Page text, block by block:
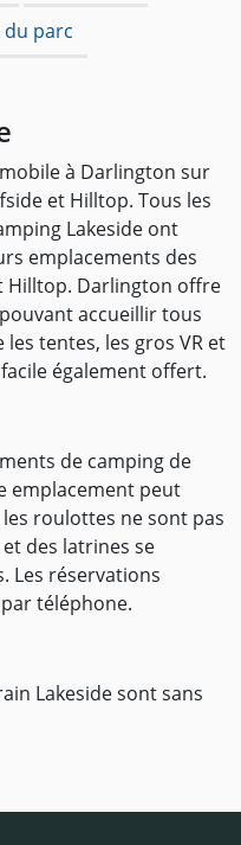
du parc
à Darlington sur
et Hilltop. Tous les
Lakeside ont
emplacements des
Hilltop. Darlington offre
accueillir tous
tentes, les gros VR et
également offert.
de camping de
emplacement peut
roulottes ne sont pas
des latrines se
Les réservations
téléphone.
Lakeside sont sans